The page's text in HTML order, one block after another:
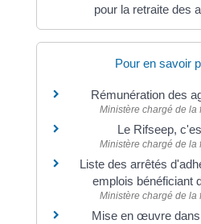
pour la retraite des
Pour en savoir
Rémunération des
Ministère chargé de la
Le Rifseep,
Ministère chargé de la
Liste des arrêtés
emplois bénéficiant
Ministère chargé de la
Mise en œuvre